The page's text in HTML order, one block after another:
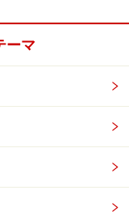
ェック！
ーマ